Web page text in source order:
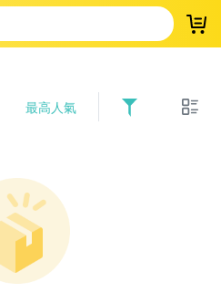
登
最高人氣